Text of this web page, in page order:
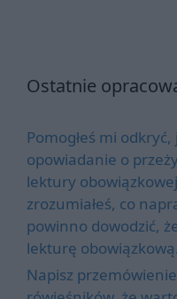
Ostatnie
Pomogłeś mi
opowiadanie o
lektury
zrozumiałeś, co
powinno dowodzić,
lekturę obowiązkową.
Napisz